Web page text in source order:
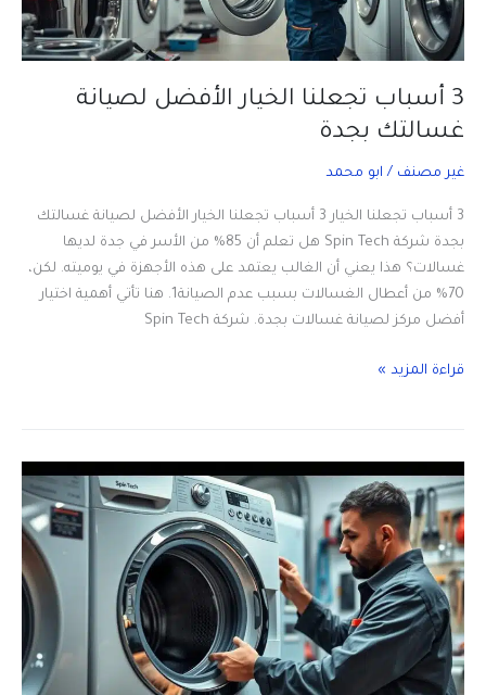
3 أسباب تجعلنا الخيار الأفضل لصيانة
غسالتك بجدة
غير مصنف / ابو محمد
3 أسباب تجعلنا الخيار 3 أسباب تجعلنا الخيار الأفضل لصيانة غسالتك
بجدة شركة Spin Tech هل تعلم أن 85% من الأسر في جدة لديها
غسالات؟ هذا يعني أن الغالب يعتمد على هذه الأجهزة في يوميته. لكن،
70% من أعطال الغسالات بسبب عدم الصيانة1. هنا تأتي أهمية اختيار
أفضل مركز لصيانة غسالات بجدة. شركة Spin Tech
3
الأفضل
لصيانة
غسالتك
بجدة
قراءة المزيد »